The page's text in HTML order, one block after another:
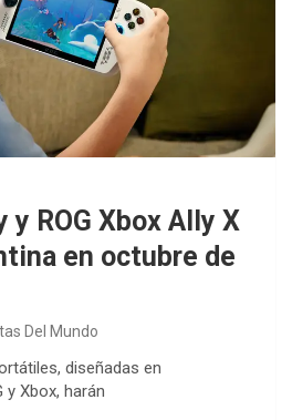
y ROG Xbox Ally X
en octubre de
Del Mundo
diseñadas en
y Xbox, harán